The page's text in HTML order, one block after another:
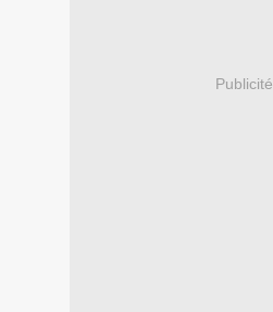
Publicité